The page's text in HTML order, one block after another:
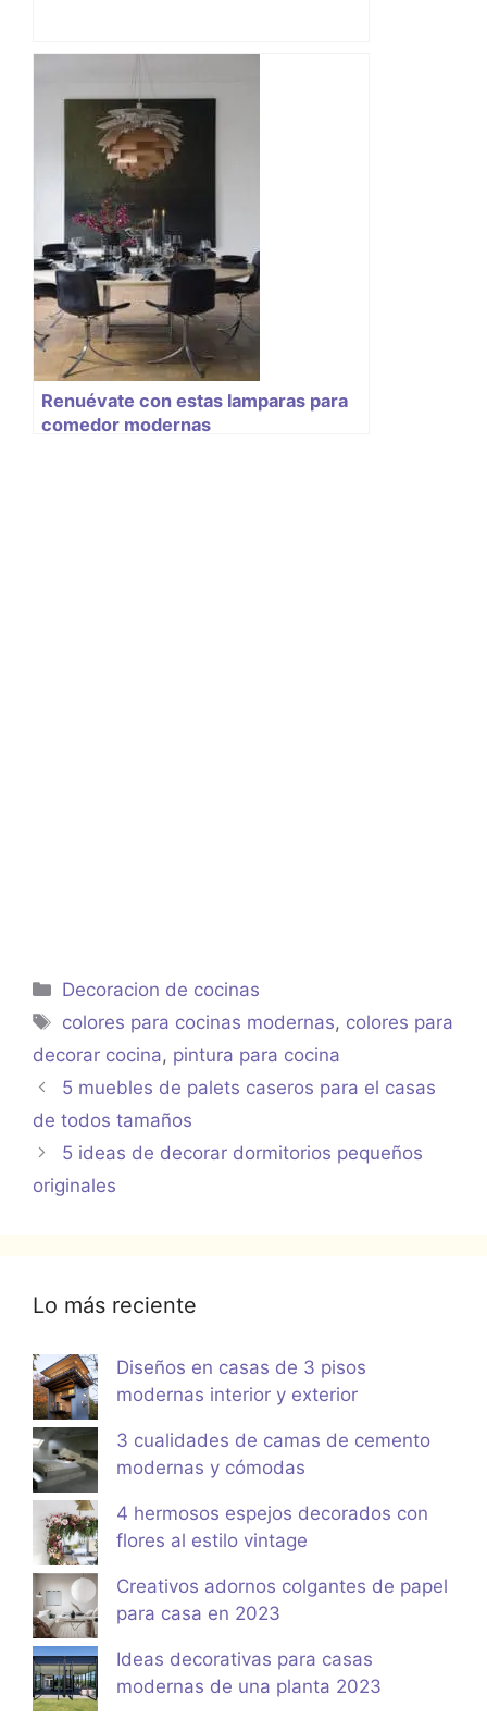
Renuévate con estas lamparas para
comedor modernas
Categorías
Decoracion de cocinas
Etiquetas
colores para cocinas modernas, colores para
decorar cocina, pintura para cocina
5 muebles de palets caseros para el casas
de todos tamaños
5 ideas de decorar dormitorios pequeños
originales
Lo más reciente
Diseños en casas de 3 pisos
modernas interior y exterior
3 cualidades de camas de cemento
modernas y cómodas
4 hermosos espejos decorados con
flores al estilo vintage
Creativos adornos colgantes de papel
para casa en 2023
Ideas decorativas para casas
modernas de una planta 2023